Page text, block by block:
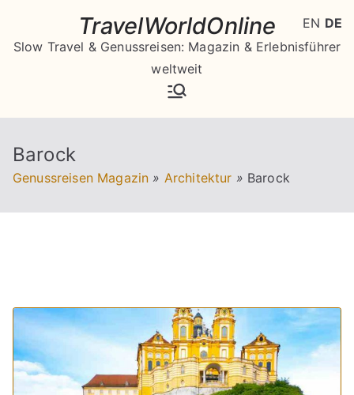
springen
TravelWorldOnline
Slow Travel & Genussreisen: Magazin & Erlebnisführer
weltweit
Barock
Genussreisen Magazin » Architektur » Barock
EN DE